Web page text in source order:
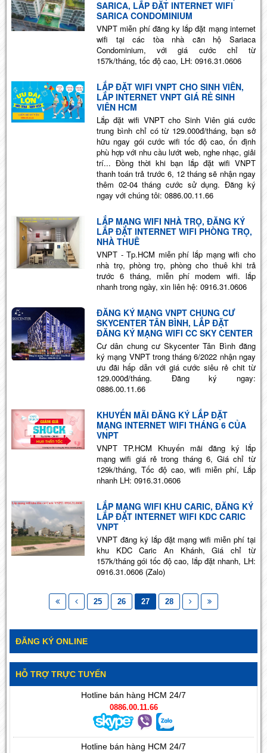
SARICA, LẮP ĐẶT INTERNET WIFI
SARICA CONDOMINIUM
VNPT miễn phí đăng ky lắp đặt mạng internet
wifi tại các tòa nhà căn hộ Sariaca
Condominium, với giá cước chỉ từ
157k/tháng, tốc độ cao, LH: 0916.31.0606
LẮP ĐẶT WIFI VNPT CHO SINH VIÊN,
LẮP INTERNET VNPT GIÁ RẺ SINH
VIÊN HCM
Lắp đặt wifi VNPT cho Sinh Viên giá cước
trung bình chỉ có từ 129.000đ/tháng, bạn sở
hữu ngay gói cước wifi tốc độ cao, ổn định
phù hợp với nhu cầu lướt web, nghe nhạc, giải
trí... Đồng thời khi bạn lắp đặt wifi VNPT
thanh toán trả trước 6, 12 tháng sẽ nhận ngay
thêm 02-04 tháng cước sử dụng. Đăng ký
ngay với chúng tôi: 0886.00.11.66
LẮP MẠNG WIFI NHÀ TRỌ, ĐĂNG KÝ
LẮP ĐẶT INTERNET WIFI PHÒNG TRỌ,
NHÀ THUÊ
VNPT - Tp.HCM miễn phí lắp mạng wifi cho
nhà trọ, phòng trọ, phòng cho thuê khi trả
trước 6 tháng, miễn phí modem wifi. lắp
nhanh trong ngày, xin liên hệ: 0916.31.0606
ĐĂNG KÝ MẠNG VNPT CHUNG CƯ
SKYCENTER TÂN BÌNH, LẮP ĐẶT
ĐĂNG KÝ MẠNG WIFI CC SKY CENTER
Cư dân chung cư Skycenter Tân Bình đăng
ký mạng VNPT trong tháng 6/2022 nhận ngay
ưu đãi hấp dẫn với giá cước siêu rẻ chit từ
129.000đ/tháng. Đăng ký ngay:
0886.00.11.66
KHUYẾN MÃI ĐĂNG KÝ LẮP ĐẶT
MẠNG INTERNET WIFI THÁNG 6 CỦA
VNPT
VNPT TP.HCM Khuyến mãi đăng ký lắp
mạng wifi giá rẻ trong tháng 6, Giá chỉ từ
129k/tháng, Tốc độ cao, wifi miễn phí, Lắp
nhanh LH: 0916.31.0606
LẮP MẠNG WIFI KHU CARIC, ĐĂNG KÝ
LẮP ĐẶT INTERNET WIFI KDC CARIC
VNPT
VNPT đăng ký lắp đặt mạng wifi miễn phí tại
khu KDC Caric An Khánh, Giá chỉ từ
157k/tháng gói tốc độ cao, lắp đặt nhanh, LH:
0916.31.0606 (Zalo)
25 26 27 28
ĐĂNG KÝ ONLINE
HỖ TRỢ TRỰC TUYẾN
Hotline bán hàng HCM 24/7
0886.00.11.66
Hotline bán hàng HCM 24/7